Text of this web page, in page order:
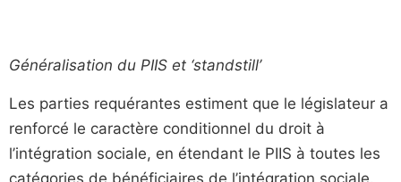
Généralisation du PIIS et ‘standstill’
Les parties requérantes estiment que le législateur a
renforcé le caractère conditionnel du droit à
l’intégration sociale, en étendant le PIIS à toutes les
catégories de bénéficiaires de l’intégration sociale.